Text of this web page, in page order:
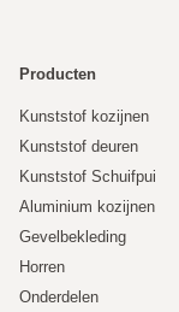
Producten
Kunststof kozijnen
Kunststof deuren
Kunststof Schuifpui
Aluminium kozijnen
Gevelbekleding
Horren
Onderdelen